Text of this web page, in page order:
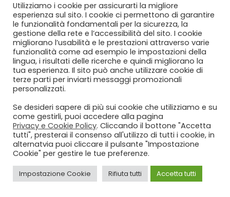
chitarra
09 LUNEDÌ
TEATRO COMUNALE ore 21
DAVID MURRAY, GERI ALLEN, TERRI LYNE
CARRINGTON Power Trio David Murray sax Geri
Allen pianoforte Terri Lyne Carrington batteria
JAZZ CAFÈ TRIVELLATO Bar Borsa ore 22
ALESSANDRO LANZONI TRIO + BEN
WENDELAlessandro Lanzoni piano Matteo
Bortone contrabbasso Enrico Morello batteria
Utilizziamo i cookie per assicurarti la migliore
esperienza sul sito. I cookie ci permettono di garantire
le funzionalità fondamentali per la sicurezza, la
gestione della rete e l’accessibilità del sito. I cookie
migliorano l’usabilità e le prestazioni attraverso varie
funzionalità come ad esempio le impostazioni della
lingua, i risultati delle ricerche e quindi migliorano la
tua esperienza. Il sito può anche utilizzare cookie di
terze parti per inviarti messaggi promozionali
personalizzati.
Se desideri sapere di più sui cookie che utilizziamo e su
come gestirli, puoi accedere alla pagina
Privacy e Cookie Policy. Cliccando il bottone "Accetta
tutti", presterai il consenso all'utilizzo di tutti i cookie, in
alternatvia puoi cliccare il pulsante "Impostazione
Cookie" per gestire le tue preferenze.
Impostazione Cookie Rifiuta tutti Accetta tutti